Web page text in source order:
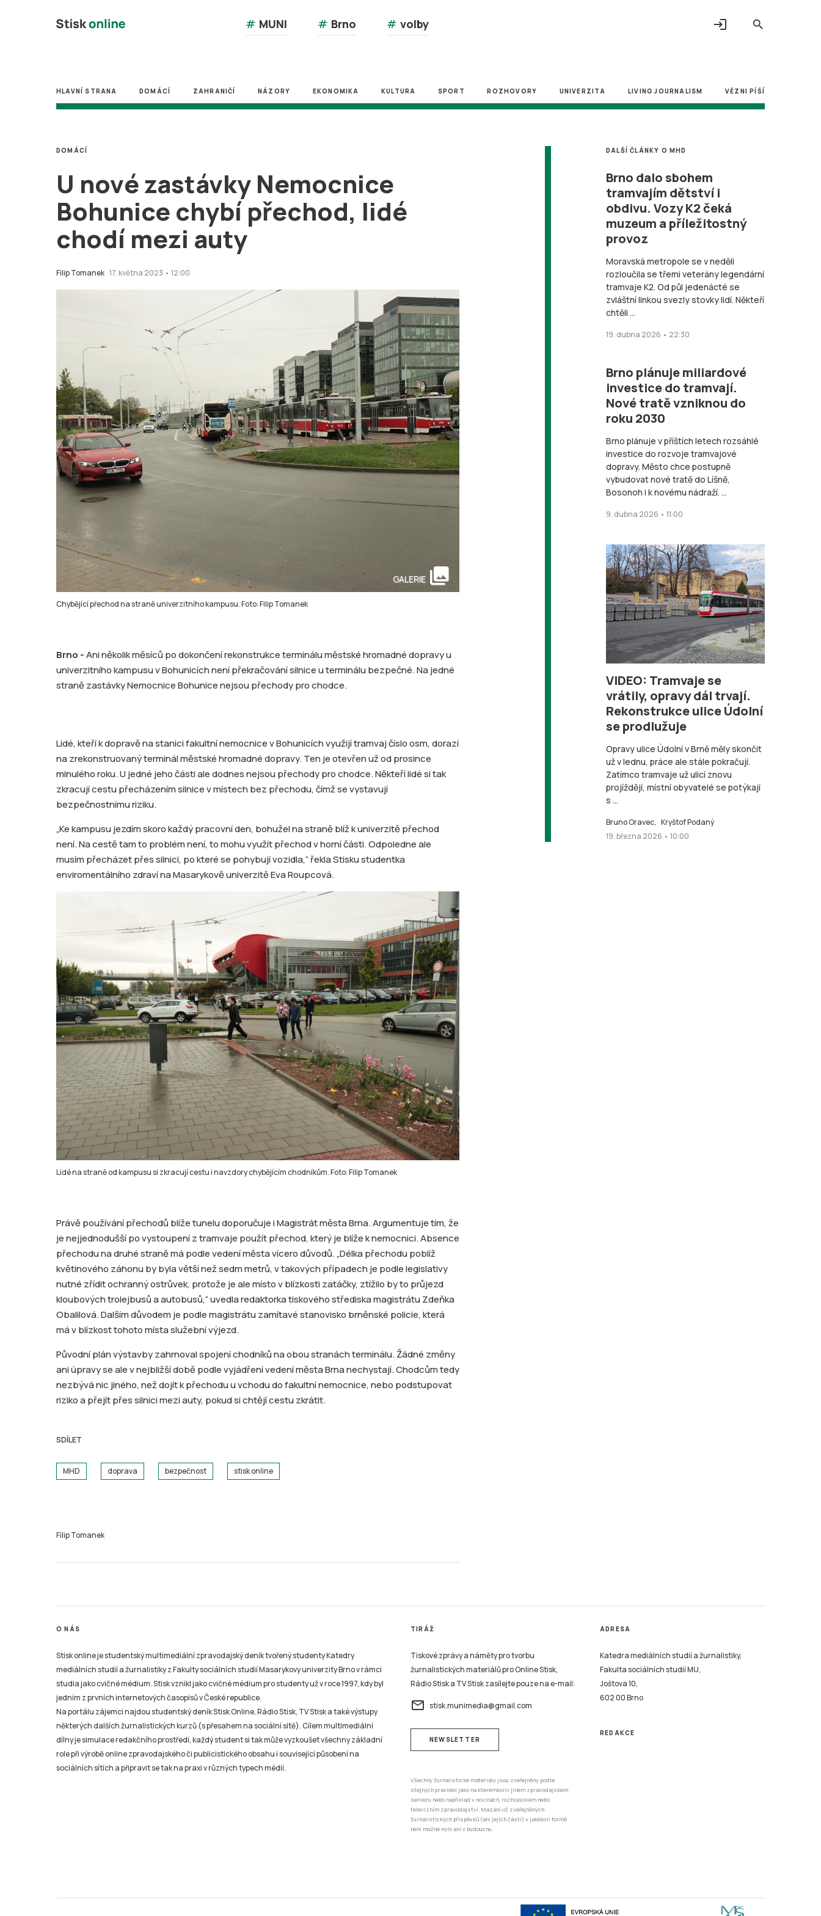
search
# MUNI # Brno # volby login
HLAVNÍ STRANA DOMÁCÍ ZAHRANIČÍ NÁZORY EKONOMIKA KULTURA SPORT ROZHOVORY UNIVERZITA LIVING JOURNALISM VĚZNI PÍŠÍ
U nové zastávky Nemocnice
Bohunice chybí přechod, lidé
chodí mezi auty
Filip Tomanek 17. května 2023 • 12:00
DOMÁCÍ
Chybějící přechod na straně univerzitního kampusu. Foto: Filip Tomanek
GALERIE collections
Brno -Ani několik měsíců po dokončení rekonstrukce terminálu městské hromadné dopravy u
univerzitního kampusu v Bohunicích není překračování silnice u terminálu bezpečné. Na jedné
straně zastávky Nemocnice Bohunice nejsou přechody pro chodce.
Lidé, kteří k dopravě na stanici fakultní nemocnice v Bohunicích využijí tramvaj číslo osm, dorazí
na zrekonstruovaný terminál městské hromadné dopravy. Ten je otevřen už od prosince
minulého roku. U jedné jeho části ale dodnes nejsou přechody pro chodce. Někteří lidé si tak
zkracují cestu přecházením silnice v místech bez přechodu, čímž se vystavují
bezpečnostnímu riziku.
„Ke kampusu jezdím skoro každý pracovní den, bohužel na straně blíž k univerzitě přechod
není. Na cestě tam to problém není, to mohu využít přechod v horní části. Odpoledne ale
musím přecházet přes silnici, po které se pohybují vozidla,“ řekla Stisku studentka
enviromentálního zdraví na Masarykově univerzitě Eva Roupcová.
Lidé na straně od kampusu si zkracují cestu i navzdory chybějícím chodníkům. Foto: Filip Tomanek
Právě používání přechodů blíže tunelu doporučuje i Magistrát města Brna. Argumentuje tím, že
je nejjednodušší po vystoupení z tramvaje použít přechod, který je blíže k nemocnici. Absence
přechodu na druhé straně má podle vedení města vícero důvodů. „Délka přechodu poblíž
květinového záhonu by byla větší než sedm metrů, v takových případech je podle legislativy
nutné zřídit ochranný ostrůvek, protože je ale místo v blízkosti zatáčky, ztížilo by to průjezd
kloubových trolejbusů a autobusů,“ uvedla redaktorka tiskového střediska magistrátu Zdeňka
Obalilová. Dalším důvodem je podle magistrátu zamítavé stanovisko brněnské policie, která
má v blízkost tohoto místa služební výjezd.
Původní plán výstavby zahrnoval spojení chodníků na obou stranách terminálu. Žádné změny
ani úpravy se ale v nejbližší době podle vyjádření vedení města Brna nechystají. Chodcům tedy
nezbývá nic jiného, než dojít k přechodu u vchodu do fakultní nemocnice, nebo podstupovat
riziko a přejít přes silnici mezi auty, pokud si chtějí cestu zkrátit.
SDÍLET
MHD doprava bezpečnost stisk online
Filip Tomanek
DALŠÍ ČLÁNKY O MHD
Brno dalo sbohem
tramvajím dětství i
obdivu. Vozy K2 čeká
muzeum a příležitostný
provoz
Moravská metropole se v neděli
rozloučila se třemi veterány legendární
tramvaje K2. Od půl jedenácté se
zvláštní linkou svezly stovky lidí. Někteří
chtěli ...
19. dubna 2026 • 22:30
Brno plánuje miliardové
investice do tramvají.
Nové tratě vzniknou do
roku 2030
Brno plánuje v příštích letech rozsáhlé
investice do rozvoje tramvajové
dopravy. Město chce postupně
vybudovat nové tratě do Líšně,
Bosonoh i k novému nádraží. ...
9. dubna 2026 • 11:00
VIDEO: Tramvaje se
vrátily, opravy dál trvají.
Rekonstrukce ulice Údolní
se prodlužuje
Opravy ulice Údolní v Brně měly skončit
už v lednu, práce ale stále pokračují.
Zatímco tramvaje už ulicí znovu
projíždějí, místní obyvatelé se potýkají
s ...
Bruno Oravec, Kryštof Podaný
19. března 2026 • 10:00
O NÁS
Stisk online je studentský multimediální zpravodajský deník tvořený studenty Katedry
mediálních studií a žurnalistiky z Fakulty sociálních studií Masarykovy univerzity Brno v rámci
studia jako cvičné médium. Stisk vznikl jako cvičné médium pro studenty už v roce 1997, kdy byl
jedním z prvních internetových časopisů v České republice.
Na portálu zájemci najdou studentský deník Stisk Online, Rádio Stisk, TV Stisk a také výstupy
některých dalších žurnalistických kurzů (s přesahem na sociální sítě). Cílem multimediální
dílny je simulace redakčního prostředí, každý student si tak může vyzkoušet všechny základní
role při výrobě online zpravodajského či publicistického obsahu i související působení na
sociálních sítích a připravit se tak na praxi v různých typech médií.
TIRÁŽ
Tiskové zprávy a náměty pro tvorbu
žurnalistických materiálů pro Online Stisk,
Rádio Stisk a TV Stisk zasílejte pouze na e-mail:
email stisk.munimedia@gmail.com
NEWSLETTER
Všechny žurnalistické materiály jsou zveřejněny podle
stejných pravidel jako na kterémkoliv jiném zpravodajském
serveru nebo například v novinách, rozhlasovém nebo
televizním zpravodajství. Mazání už zveřejněných
žurnalistických příspěvků (ani jejich částí) v jakékoli formě
není možné nyní ani v budoucnu.
ADRESA
Katedra mediálních studií a žurnalistiky,
Fakulta sociálních studií MU,
Joštova 10,
602 00 Brno
REDAKCE